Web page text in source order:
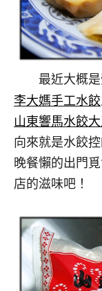
最近大概是
李大媽手工水餃
山東響馬水餃
向來就是水餃
晚餐懶的出門
店的滋味吧！